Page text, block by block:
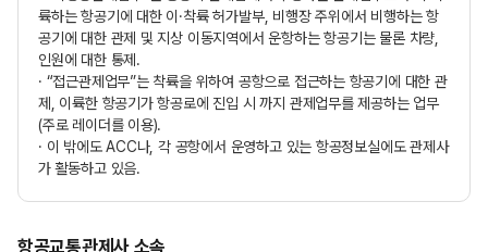
륙하는 항공기에 대한 이·착륙 허가발부, 비행장 주위에서 비행하는 항
공기에 대한 관제 및 지상 이동지역에서 운항하는 항공기는 물론 차량,
인원에 대한 통제.
· “접근관제업무”는 착륙을 위하여 공항으로 접근하는 항공기에 대한 관
제, 이륙한 항공기가 항공로에 진입 시 까지 관제업무를 제공하는 업무
(주로 레이더를 이용).
· 이 밖에도 ACC나, 각 공항에서 운영하고 있는 항공정보실에도 관제사
가 활동하고 있음.
항공교통관제사 소속